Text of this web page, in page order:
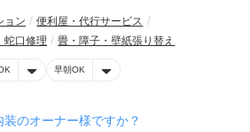
ョン
便利屋・代行サービス
蛇口修理
畳・障子・壁紙張り替え
早朝OK
装のオーナー様ですか？